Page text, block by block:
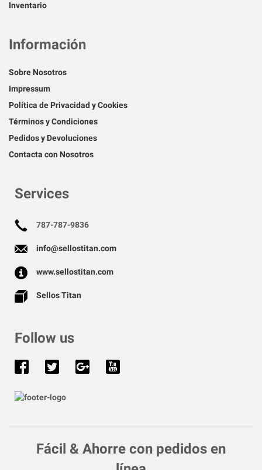
Inventario
Información
Sobre Nosotros
Impressum
Política de Privacidad y Cookies
Términos y Condiciones
Pedidos y Devoluciones
Contacta con Nosotros
Services
787-787-9836
info@sellostitan.com
www.sellostitan.com
Sellos Titan
Follow us
Fácil & Ahorre con pedidos en